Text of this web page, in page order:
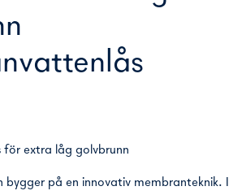
för extra låg golvbrunn
på en innovativ membranteknik. I